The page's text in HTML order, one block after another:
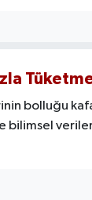
bolluğu
bilimsel